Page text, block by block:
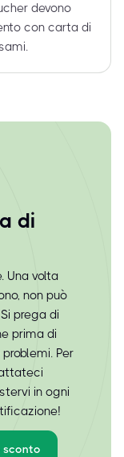
devono
con carta di
di
Una volta
non può
prega di
prima di
Per
in ogni
sconto